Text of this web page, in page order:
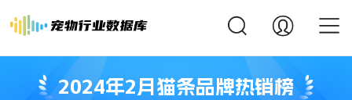
2024年2月猫条品牌热销榜